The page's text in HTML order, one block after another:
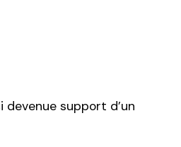
devenue support d’un